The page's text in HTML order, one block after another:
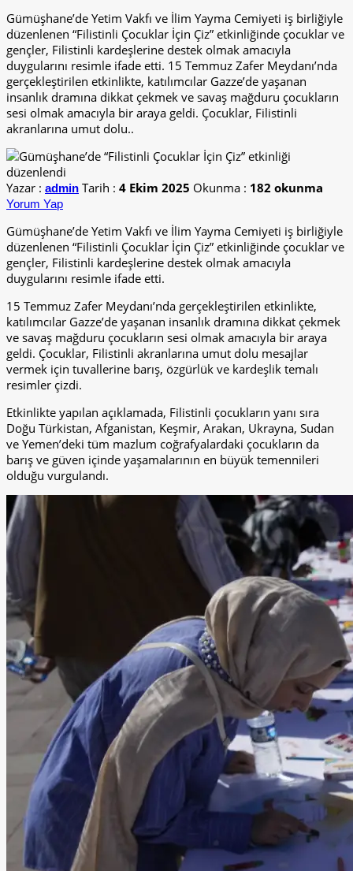
Gümüşhane’de Yetim Vakfı ve İlim Yayma Cemiyeti iş birliğiyle
düzenlenen “Filistinli Çocuklar İçin Çiz” etkinliğinde çocuklar ve
gençler, Filistinli kardeşlerine destek olmak amacıyla
duygularını resimle ifade etti. 15 Temmuz Zafer Meydanı’nda
gerçekleştirilen etkinlikte, katılımcılar Gazze’de yaşanan
insanlık dramına dikkat çekmek ve savaş mağduru çocukların
sesi olmak amacıyla bir araya geldi. Çocuklar, Filistinli
akranlarına umut dolu..
Yazar : admin Tarih : 4 Ekim 2025 Okunma : 182 okunma
Yorum Yap
Gümüşhane’de Yetim Vakfı ve İlim Yayma Cemiyeti iş birliğiyle
düzenlenen “Filistinli Çocuklar İçin Çiz” etkinliğinde çocuklar ve
gençler, Filistinli kardeşlerine destek olmak amacıyla
duygularını resimle ifade etti.
15 Temmuz Zafer Meydanı’nda gerçekleştirilen etkinlikte,
katılımcılar Gazze’de yaşanan insanlık dramına dikkat çekmek
ve savaş mağduru çocukların sesi olmak amacıyla bir araya
geldi. Çocuklar, Filistinli akranlarına umut dolu mesajlar
vermek için tuvallerine barış, özgürlük ve kardeşlik temalı
resimler çizdi.
Etkinlikte yapılan açıklamada, Filistinli çocukların yanı sıra
Doğu Türkistan, Afganistan, Keşmir, Arakan, Ukrayna, Sudan
ve Yemen’deki tüm mazlum coğrafyalardaki çocukların da
barış ve güven içinde yaşamalarının en büyük temennileri
olduğu vurgulandı.